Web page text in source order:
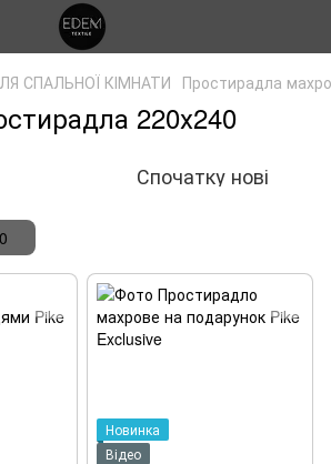
СПАЛЬНОЇ КІМНАТИ Простирадла
220х240
Спочатку нові
Новинка
Відео